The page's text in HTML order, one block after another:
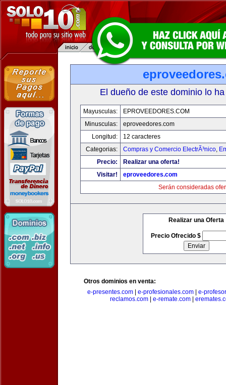
El dueño de este dominio lo
Mayusculas:
EPROVEEDORES.COM
Minusculas:
eproveedores.com
Longitud:
12 caracteres
Categorias:
Compras y Comercio ElectrÃ³nico,
Precio:
Realizar una oferta!
Visitar!
eproveedores.com
Serán consideradas
Realizar una Oferta
Precio Ofrecido $
Otros dominios en venta:
e-presentes.com
e-profesionales.com
e-
reclamos.com
e-remate.com